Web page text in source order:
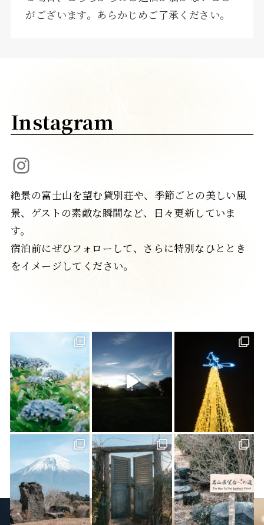
がございます。あらかじめご了承ください。
Instagram
Instagram
絶景の富士山を望む貸別荘や、季節ごとの美しい風
景、ゲストの素敵な瞬間など、日々更新していま
す。
宿泊前にぜひフォローして、さらに特別なひととき
をイメージしてください。